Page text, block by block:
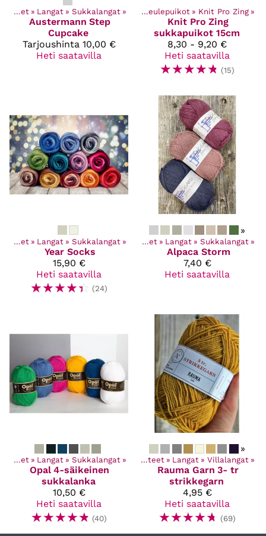
Kaikki tuotteet ‪» Langat ‪» Sukkalangat ‪»
Austermann Step
Cupcake
Tarjoushinta10,00 €
Heti saatavilla
tuotteet ‪» Käsityötarvikkeet Neulepuikot ‪» Knit Pro Zing ‪»
Knit Pro Zing
sukkapuikot 15cm
8,30 - 9,20 €
Heti saatavilla
☆☆☆☆☆ (15)
Kaikki tuotteet ‪» Langat ‪» Sukkalangat ‪»
Year Socks
15,90 €
Heti saatavilla
☆☆☆☆☆ (24)
»
Kaikki tuotteet ‪» Langat ‪» Sukkalangat ‪»
Alpaca Storm
7,40 €
Heti saatavilla
Kaikki tuotteet ‪» Langat ‪» Sukkalangat ‪»
Opal 4-säikeinen
sukkalanka
10,50 €
Heti saatavilla
☆☆☆☆☆ (40)
»
Kaikki tuotteet ‪» Langat ‪» Villalangat ‪»
Rauma Garn 3- tr
strikkegarn
4,95 €
Heti saatavilla
☆☆☆☆☆ (69)